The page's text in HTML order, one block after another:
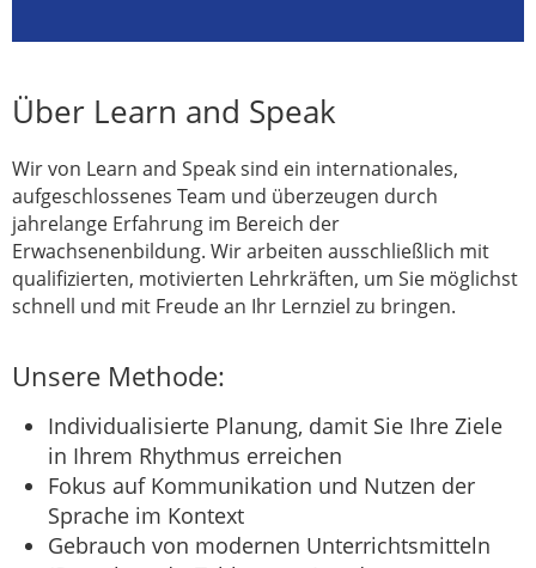
Über Learn and Speak
Wir von Learn and Speak sind ein internationales,
aufgeschlossenes Team und überzeugen durch
jahrelange Erfahrung im Bereich der
Erwachsenenbildung. Wir arbeiten ausschließlich mit
qualifizierten, motivierten Lehrkräften, um Sie möglichst
schnell und mit Freude an Ihr Lernziel zu bringen.
Unsere Methode:
Individualisierte Planung, damit Sie Ihre Ziele
in Ihrem Rhythmus erreichen
Fokus auf Kommunikation und Nutzen der
Sprache im Kontext
Gebrauch von modernen Unterrichtsmitteln